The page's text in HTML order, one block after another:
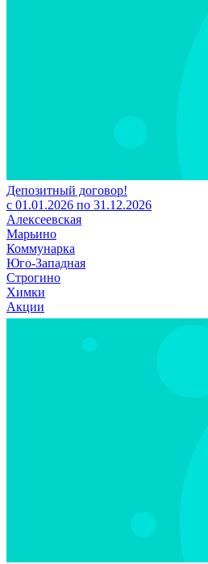
Депозитный договор!
с 01.01.2026 по 31.12.2026
Алексеевская
Марьино
Коммунарка
Юго-Западная
Строгино
Химки
Акции